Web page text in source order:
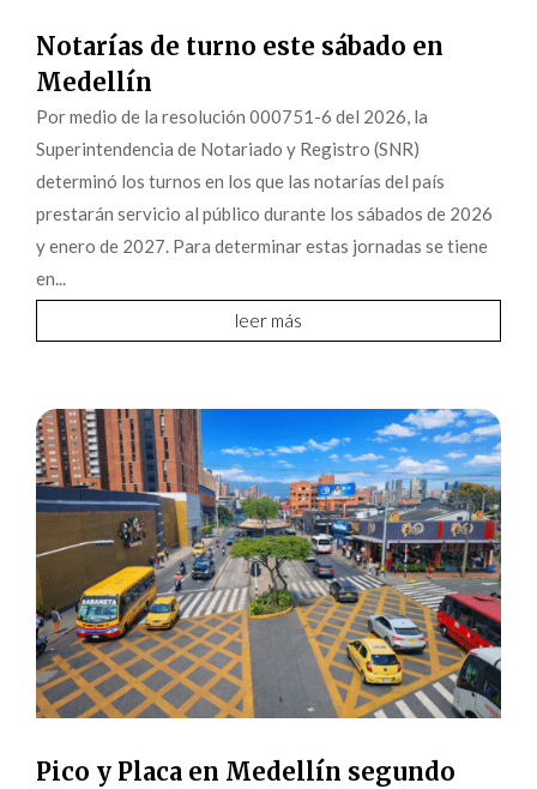
Notarías de turno este sábado en
Medellín
Por medio de la resolución 000751-6 del 2026, la
Superintendencia de Notariado y Registro (SNR)
determinó los turnos en los que las notarías del país
prestarán servicio al público durante los sábados de 2026
y enero de 2027. Para determinar estas jornadas se tiene
en...
leer más
Pico y Placa en Medellín segundo